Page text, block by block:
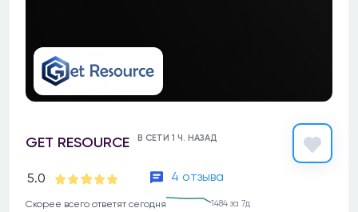
GET RESOURCE В СЕТИ 1 Ч. НАЗАД
5.0 4 отзыва
Скорее всего ответят сегодня 1484 за 7д